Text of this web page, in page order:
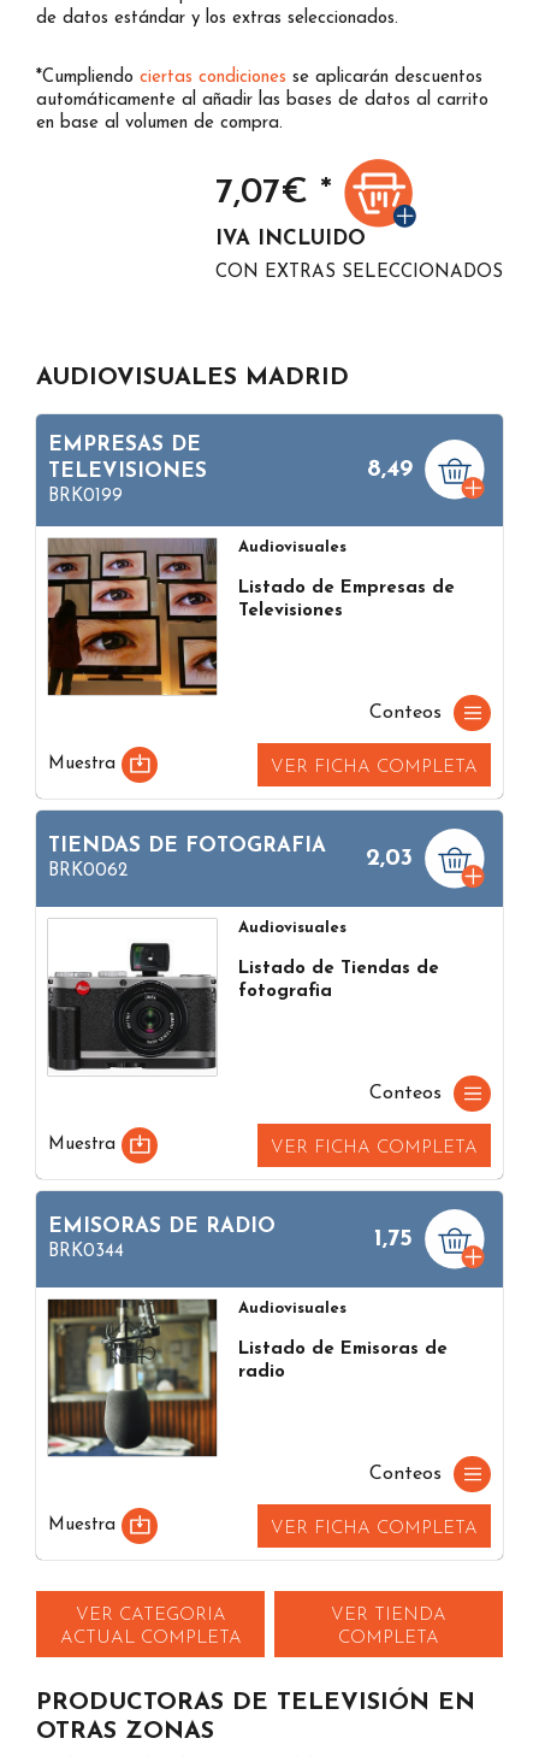
de datos estándar y los extras seleccionados.
*Cumpliendo ciertas condiciones se aplicarán descuentos
automáticamente al añadir las bases de datos al carrito
en base al volumen de compra.
7,07€ *
IVA INCLUIDO
CON EXTRAS SELECCIONADOS
AUDIOVISUALES MADRID
EMPRESAS DE
TELEVISIONES
BRK0199
8,49
Audiovisuales
Listado de Empresas de
Televisiones
Conteos
Muestra VER FICHA COMPLETA
TIENDAS DE FOTOGRAFIA
BRK0062
2,03
Audiovisuales
Listado de Tiendas de
fotografia
Conteos
Muestra VER FICHA COMPLETA
EMISORAS DE RADIO
BRK0344
1,75
Audiovisuales
Listado de Emisoras de
radio
Conteos
Muestra VER FICHA COMPLETA
VER CATEGORIA
ACTUAL COMPLETA
VER TIENDA
COMPLETA
PRODUCTORAS DE TELEVISIÓN EN
OTRAS ZONAS